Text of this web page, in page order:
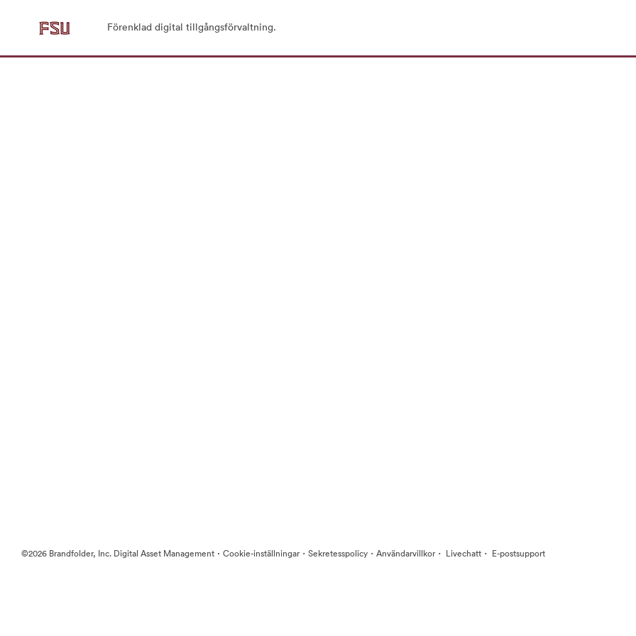
Förenklad digital tillgångsförvaltning.
©2026 Brandfolder, Inc. Digital Asset Management · Cookie-inställningar· Sekretesspolicy · Användarvillkor· Livechatt · E-postsupport